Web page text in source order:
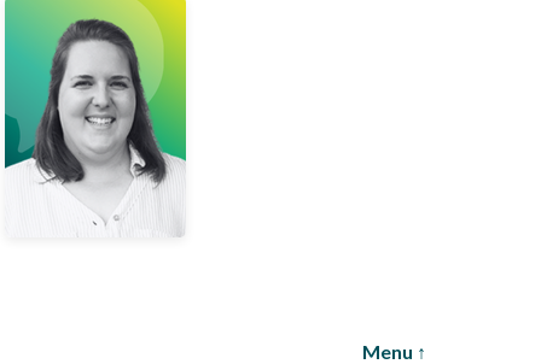
Andréane
Rivard
Conseillère
COURRIEL
Menu ↑